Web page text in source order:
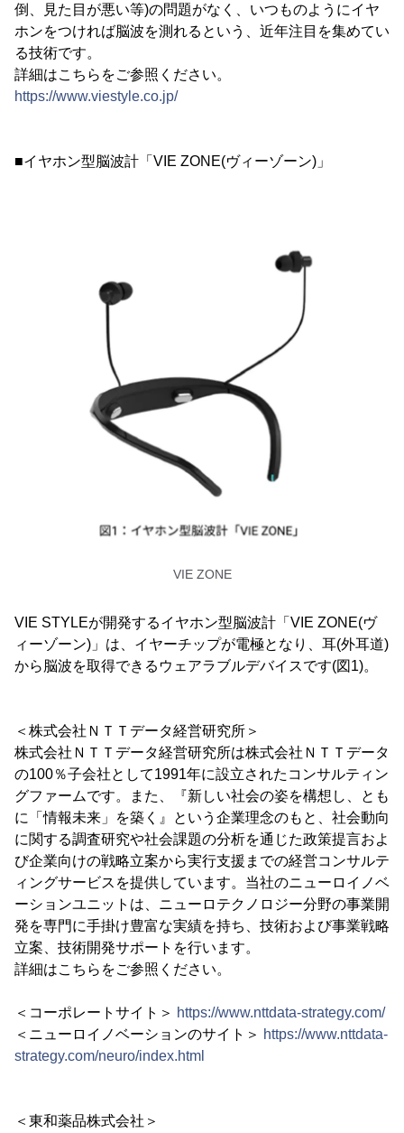
倒、見た目が悪い等)の問題がなく、いつものようにイヤ
ホンをつければ脳波を測れるという、近年注目を集めてい
る技術です。
詳細はこちらをご参照ください。
https://www.viestyle.co.jp/
■イヤホン型脳波計「VIE ZONE(ヴィーゾーン)」
VIE ZONE
VIE STYLEが開発するイヤホン型脳波計「VIE ZONE(ヴ
ィーゾーン)」は、イヤーチップが電極となり、耳(外耳道)
から脳波を取得できるウェアラブルデバイスです(図1)。
＜株式会社ＮＴＴデータ経営研究所＞
株式会社ＮＴＴデータ経営研究所は株式会社ＮＴＴデータ
の100％子会社として1991年に設立されたコンサルティン
グファームです。また、『新しい社会の姿を構想し、とも
に「情報未来」を築く』という企業理念のもと、社会動向
に関する調査研究や社会課題の分析を通じた政策提言およ
び企業向けの戦略立案から実行支援までの経営コンサルテ
ィングサービスを提供しています。当社のニューロイノベ
ーションユニットは、ニューロテクノロジー分野の事業開
発を専門に手掛け豊富な実績を持ち、技術および事業戦略
立案、技術開発サポートを行います。
詳細はこちらをご参照ください。
＜コーポレートサイト＞ https://www.nttdata-strategy.com/
＜ニューロイノベーションのサイト＞ https://www.nttdata-
strategy.com/neuro/index.html
＜東和薬品株式会社＞